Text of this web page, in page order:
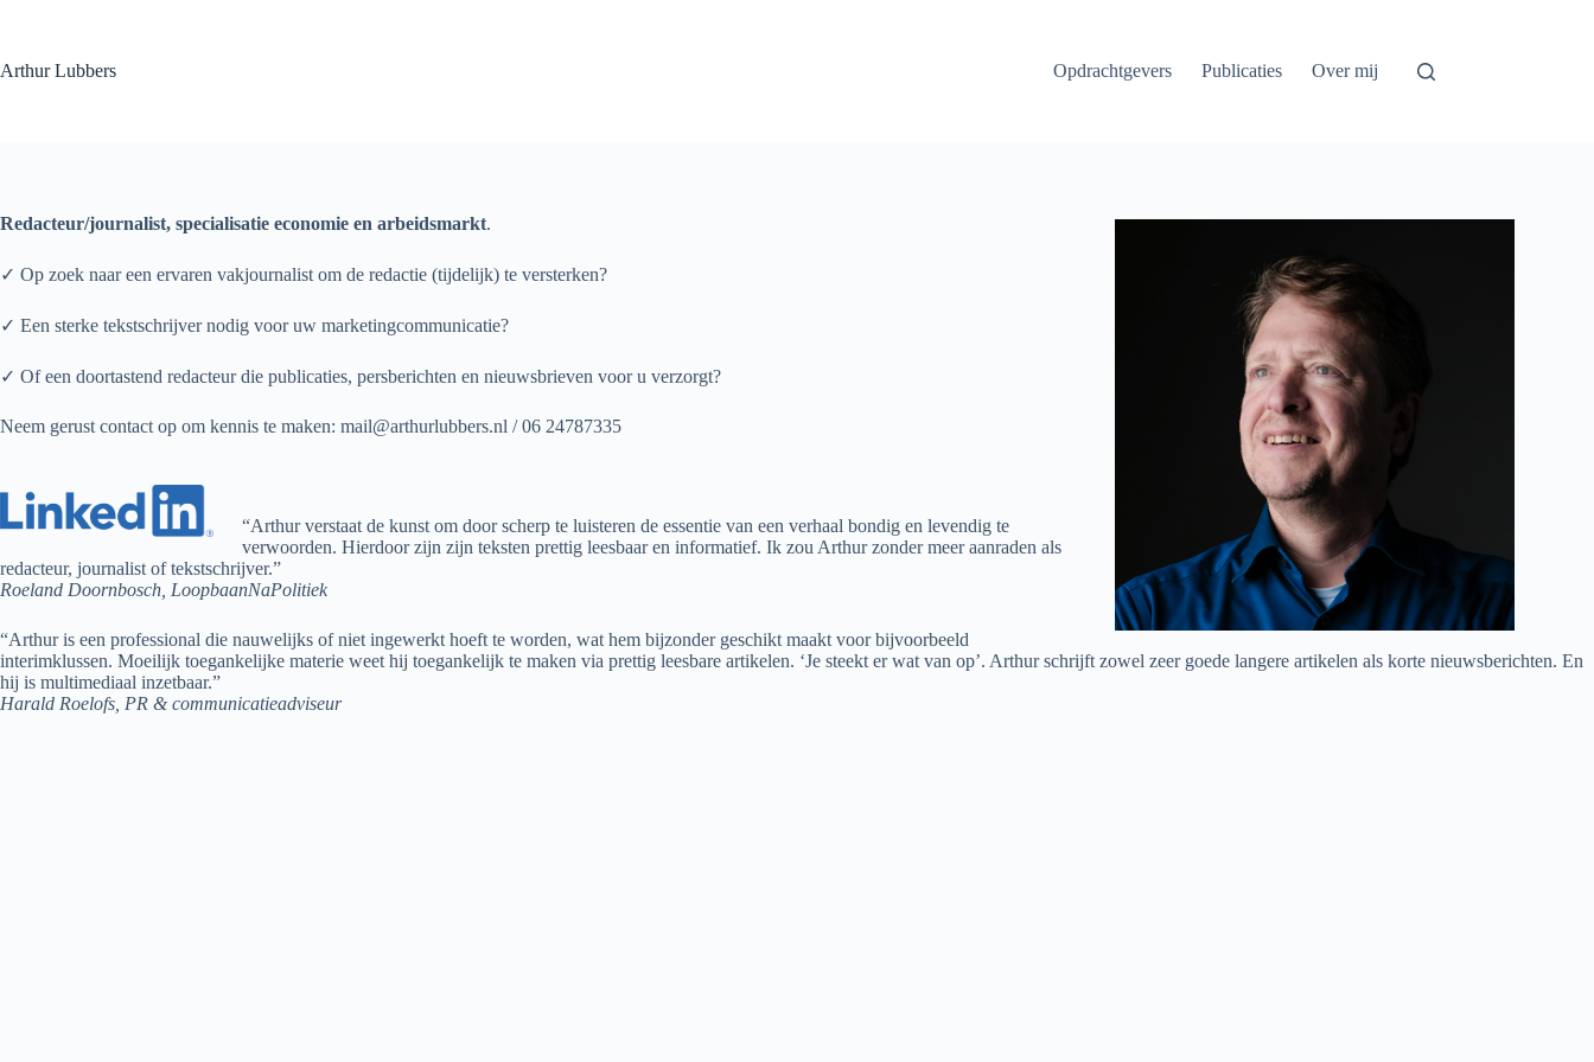
inhoud
Arthur Lubbers Opdrachtgevers Publicaties Over mij
Redacteur/journalist, specialisatie economie en arbeidsmarkt.
✓ Op zoek naar een ervaren vakjournalist om de redactie (tijdelijk) te versterken?
✓ Een sterke tekstschrijver nodig voor uw marketingcommunicatie?
✓ Of een doortastend redacteur die publicaties, persberichten en nieuwsbrieven voor u verzorgt?
Neem gerust contact op om kennis te maken: mail@arthurlubbers.nl / 06 24787335
“Arthur verstaat de kunst om door scherp te luisteren de essentie van een verhaal bondig en levendig te
verwoorden. Hierdoor zijn zijn teksten prettig leesbaar en informatief. Ik zou Arthur zonder meer aanraden als
redacteur, journalist of tekstschrijver.”
Roeland Doornbosch, LoopbaanNaPolitiek
“Arthur is een professional die nauwelijks of niet ingewerkt hoeft te worden, wat hem bijzonder geschikt maakt voor bijvoorbeeld
interimklussen. Moeilijk toegankelijke materie weet hij toegankelijk te maken via prettig leesbare artikelen. ‘Je steekt er wat van op’. Arthur schrijft zowel zeer goede langere artikelen als korte nieuwsberichten. En
hij is multimediaal inzetbaar.”
Harald Roelofs, PR & communicatieadviseur